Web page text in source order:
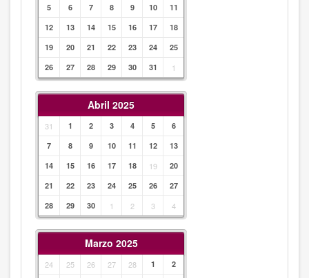
5 6 7 8 9 10
11
12
13 14 15 16 17
18
19
20 21 22 23 24
25
26
27 28 29 30 31 1
Abril 2025
31 1 2 3 4 5
6
7
8 9 10 11 12
13
14
15 16 17 18 19
20
21
22 23 24 25 26
27
28
29 30 1 2 3 4
Marzo 2025
24 25 26 27 28 1
2